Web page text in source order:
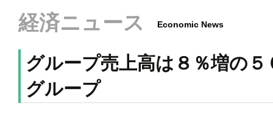
経済ニュース Economic News
グループ売上高は８％増の
グループ